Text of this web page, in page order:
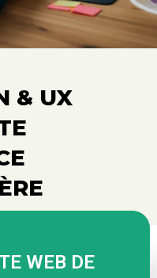
& UX
WEB DE